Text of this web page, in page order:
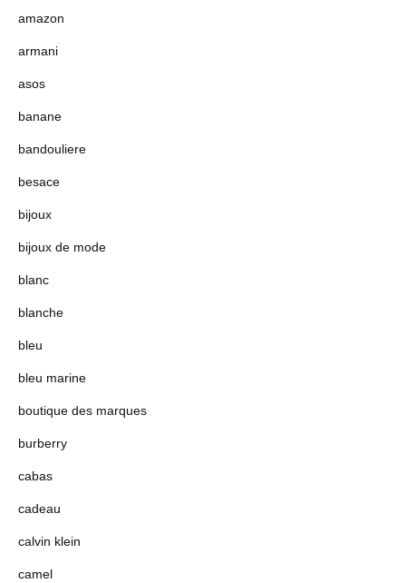
amazon
armani
asos
banane
bandouliere
besace
bijoux
bijoux de mode
blanc
blanche
bleu
bleu marine
boutique des marques
burberry
cabas
cadeau
calvin klein
camel